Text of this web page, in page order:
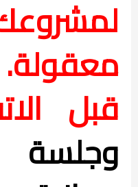
قبل
وجلسة